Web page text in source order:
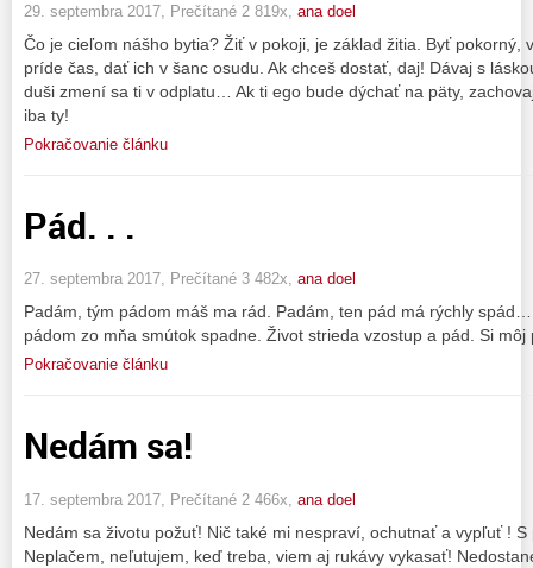
29. septembra 2017, Prečítané 2 819x, ana doel
Čo je cieľom nášho bytia? Žiť v pokoji, je základ žitia. Byť
príde čas, dať ich v šanc osudu. Ak chceš dostať, daj! Dávaj s
duši zmení sa ti v odplatu… Ak ti ego bude dýchať na päty,
iba ty!
Pokračovanie článku
Pád. . .
27. septembra 2017, Prečítané 3 482x, ana doel
Padám, tým pádom máš ma rád. Padám, ten pád má rýchly
pádom zo mňa smútok spadne. Život strieda vzostup a pád. Si
Pokračovanie článku
Nedám sa!
17. septembra 2017, Prečítané 2 466x, ana doel
Nedám sa životu požuť! Nič také mi nespraví, ochutnať a vypľuť !
Neplačem, neľutujem, keď treba, viem aj rukávy vykasať!